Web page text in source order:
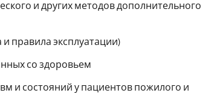
и других методов дополнительного
правила эксплуатации)
со здоровьем
и состояний у пациентов пожилого и